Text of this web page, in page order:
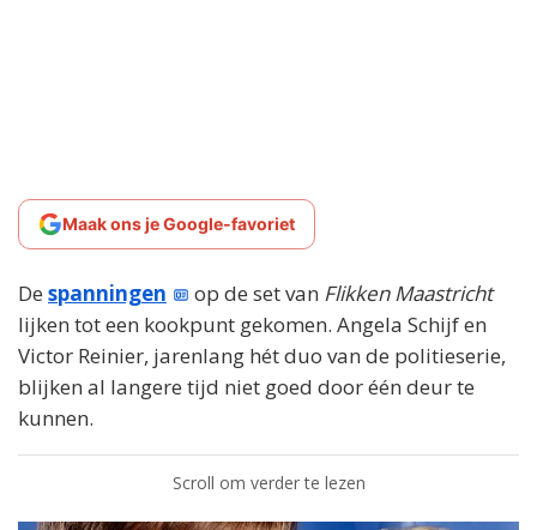
Maak ons je Google-favoriet
De spanningen op de set van Flikken Maastricht
lijken tot een kookpunt gekomen. Angela Schijf en
Victor Reinier, jarenlang hét duo van de politieserie,
blijken al langere tijd niet goed door één deur te
kunnen.
Scroll om verder te lezen